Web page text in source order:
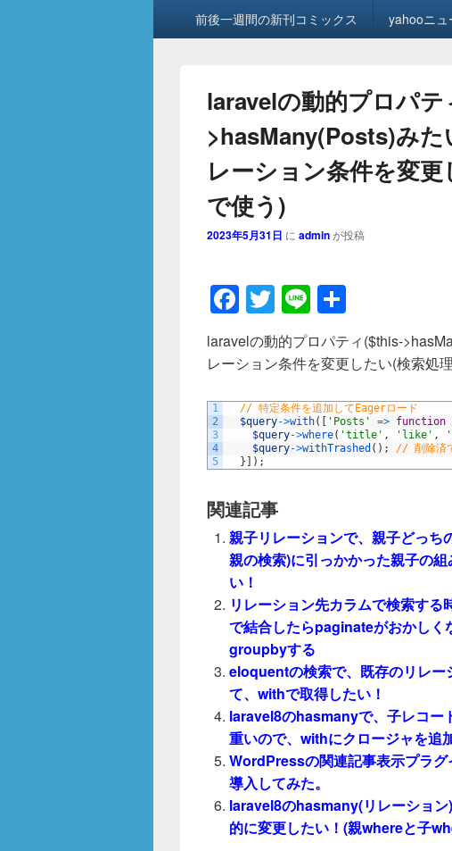
前後一週間の新刊コミックス yahooニュ
laravelの動的プロパ
>hasMany(Posts)みた
レーション条件を変
で使う)
2023年5月31日 に adminが投稿
F
a
c
b
o
o
k
T
wi
tt
er
Li
n
e
有
laravelの動的プロパティ($this-
レーション条件を変更したい(検索処
1
2
3
4
5
// 特定条件を追加してEagerロード
$query->with( [ 'Posts' => function
$query->where( 'title' , 'like' ,
$query->withTrashed ( ) ;
// 削除済
} ] ) ;
関連記事
親子リレーションで、親子どっ
親の検索)に引っかかった親子の
い！
リレーション先カラムで検索す
で結合したらpaginateがおかしく
groupbyする
eloquentの検索で、既存のリレー
て、withで取得したい！
laravel8のhasmanyで、子レコ
重いので、withにクロージャを追
WordPressの関連記事表示プラ
導入してみた。
laravel8のhasmany(リレーショ
的に変更したい！(親whereと子